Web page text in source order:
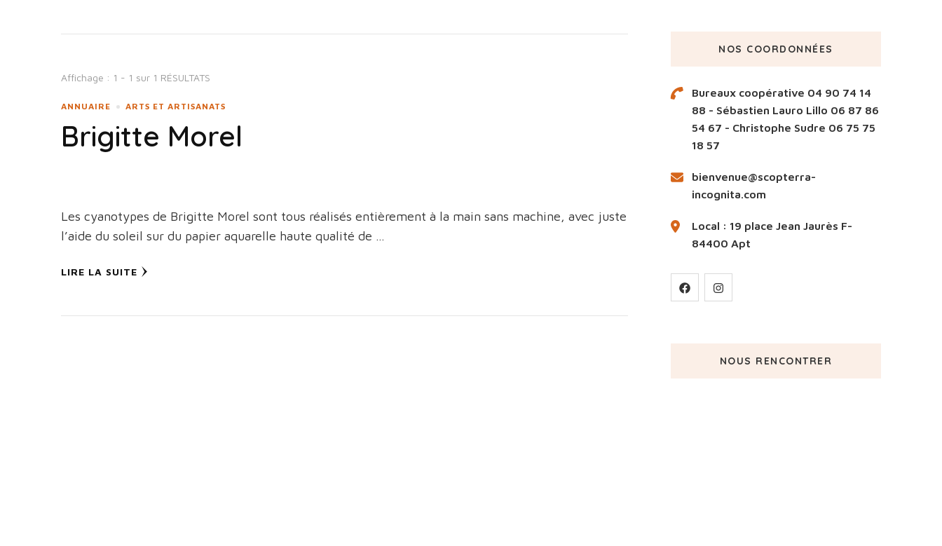
Affichage : 1 - 1 sur 1 RÉSULTATS
ANNUAIRE ARTS ET ARTISANATS
Brigitte Morel
Les cyanotypes de Brigitte Morel sont tous réalisés entièrement à la main sans machine, avec juste
l’aide du soleil sur du papier aquarelle haute qualité de …
LIRE LA SUITE
NOS COORDONNÉES
Bureaux coopérative 04 90 74 14
88 - Sébastien Lauro Lillo 06 87 86
54 67 - Christophe Sudre 06 75 75
18 57
bienvenue@scopterra-
incognita.com
Local : 19 place Jean Jaurès F-
84400 Apt
NOUS RENCONTRER